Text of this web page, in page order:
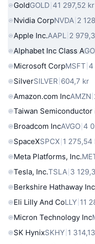
GoldGOLD 41 297,52 kr
Nvidia CorpNVDA 2
Apple Inc.AAPL 2
Alphabet Inc Class A
Microsoft CorpMSFT 4
SilverSILVER 604,7 kr
Amazon.com IncAMZN
Taiwan
Broadcom IncAVGO 4
SpaceXSPCX 1 275,54
Meta Platforms, Inc.
Tesla, Inc.TSLA 3
Berkshire Hathaway
Eli Lilly And CoLLY 11
Micron Technology Inc
SK HynixSKHY 1